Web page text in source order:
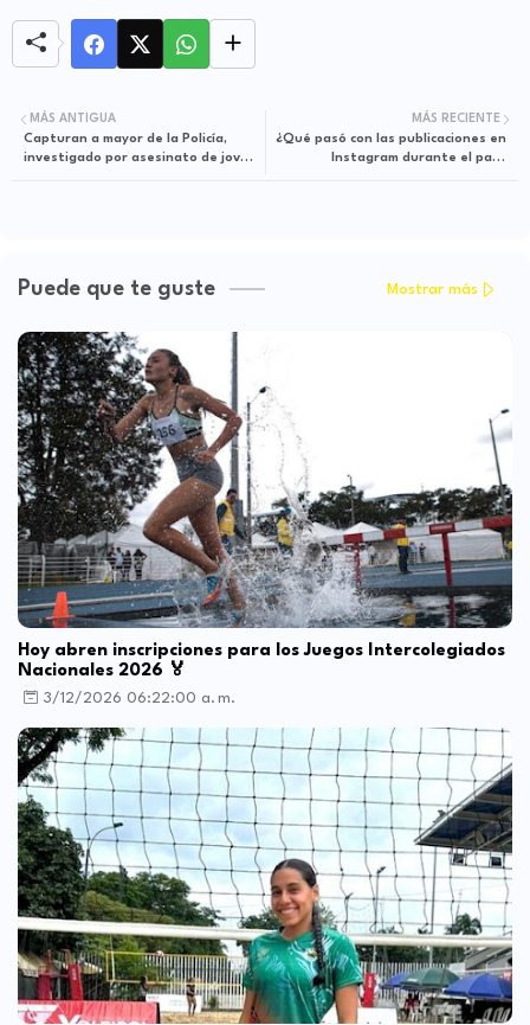
MÁS RECIENTE
¿Qué pasó con las publicaciones en
Instagram durante el paro
MÁS ANTIGUA
Capturan a mayor de la Policía,
investigado por asesinato de joven
Puede que te guste Mostrar más
Hoy abren inscripciones para los Juegos Intercolegiados
Nacionales 2026 🏅
3/12/2026 06:22:00 a. m.